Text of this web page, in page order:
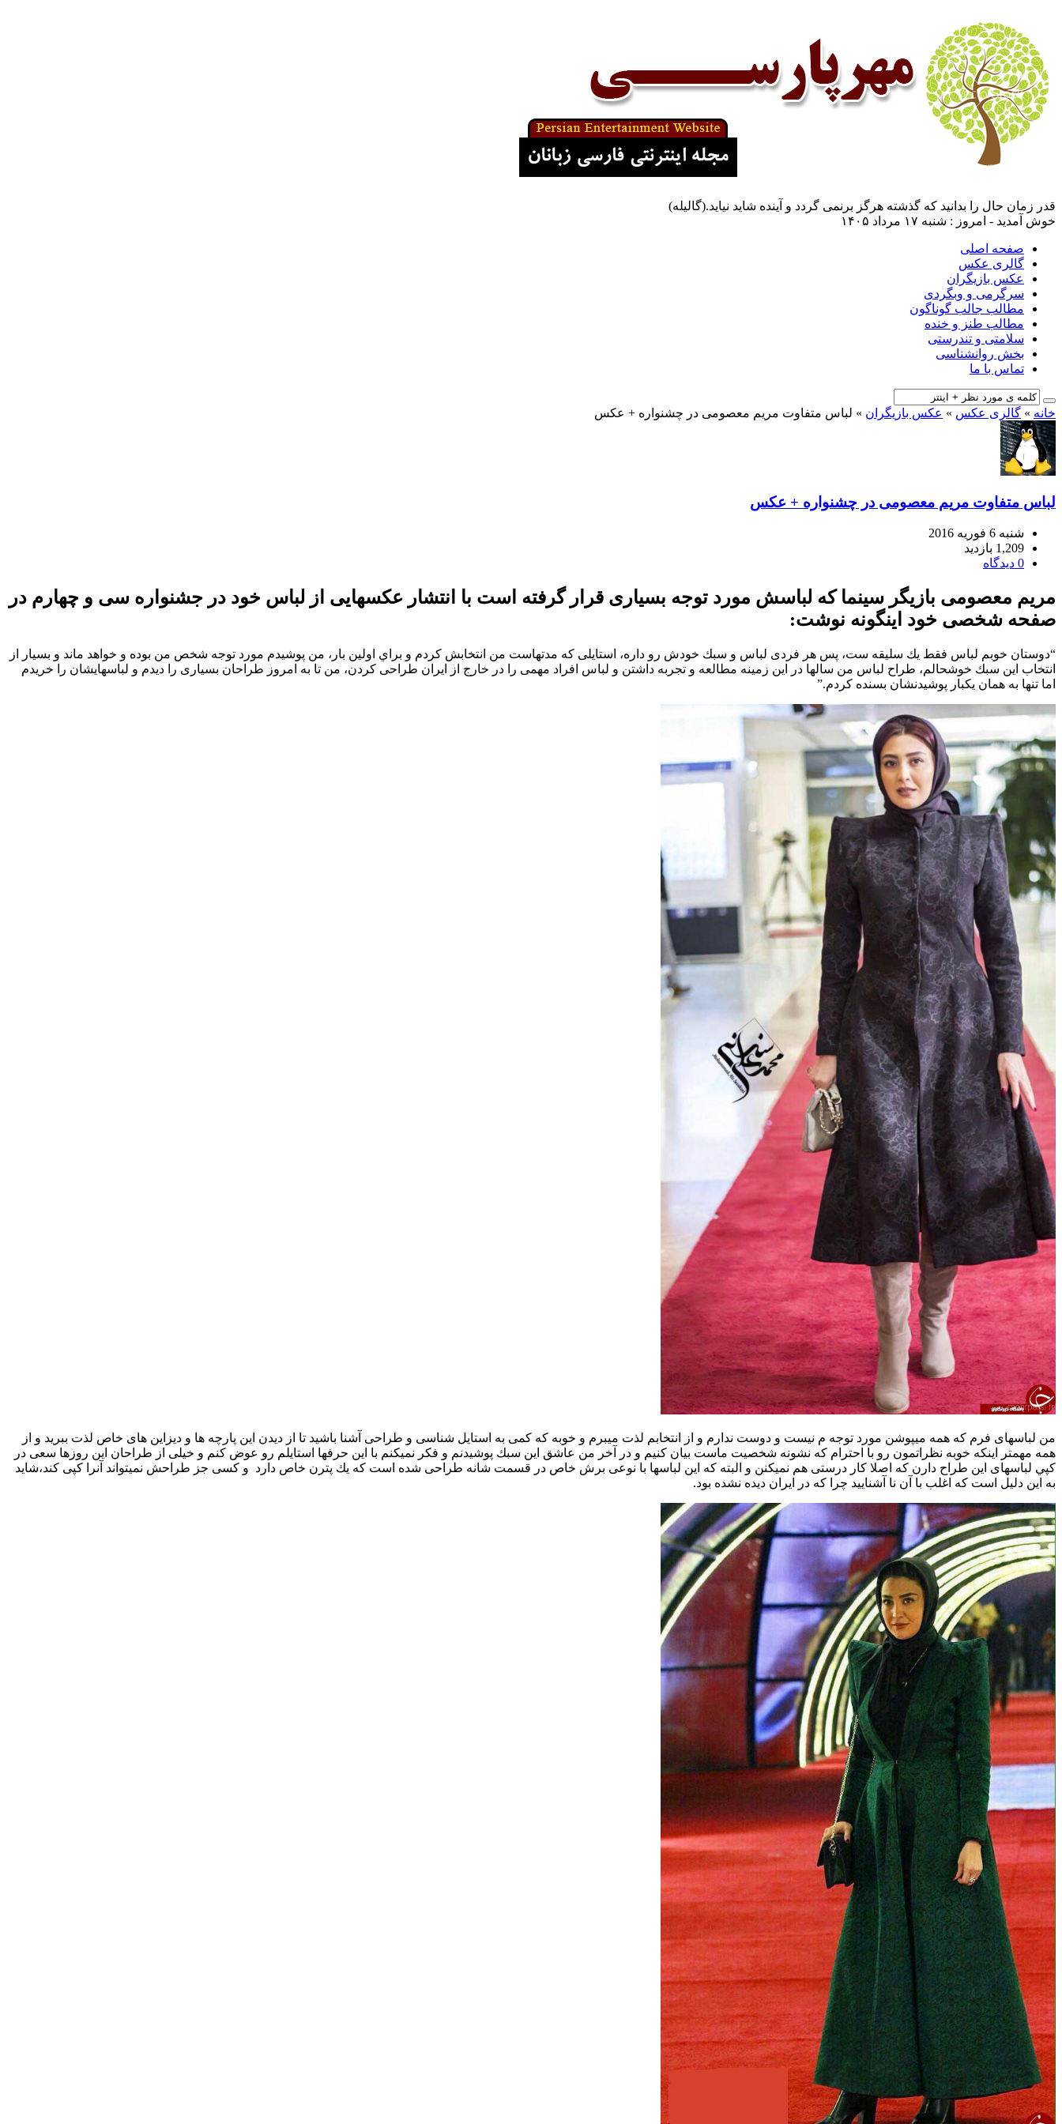
قدر زمان حال را بدانید که گذشته هرگز برنمی گردد و آینده شاید نیاید.(گالیله)
خوش آمدید - امروز : شنبه ۱۷ مرداد ۱۴۰۵
صفحه اصلی
گالری عکس
عکس بازیگران
سرگرمی و وبگردی
مطالب جالب گوناگون
مطالب طنز و خنده
سلامتی و تندرستی
بخش روانشناسی
تماس با ما
خانه » گالری عکس » عکس بازیگران » لباس متفاوت مریم معصومی در چشنواره + عکس
لباس متفاوت مریم معصومی در چشنواره + عکس
شنبه 6 فوریه 2016
1,209 بازدید
0 دیدگاه
مریم معصومی بازیگر سینما که لباسش مورد توجه بسیاری قرار گرفته است با انتشار عکسهایی از لباس خود در جشنواره سی و چهارم در
صفحه شخصی خود اینگونه نوشت:
“دوستان خوبم لباس فقط يك سليقه ست، پس هر فردى لباس و سبك خودش رو داره، استايلى كه مدتهاست من انتخابش كردم و براي اولين بار، من پوشيدم مورد توجه شخص من بوده و خواهد ماند و بسيار از
انتخاب اين سبك خوشحالم، طراح لباس من سالها در اين زمينه مطالعه و تجربه داشتن و لباس افراد مهمى را در خارج از ايران طراحى كردن، من تا به امروز طراحان بسيارى را ديدم و لباسهايشان را خريدم
اما تنها به همان يكبار پوشيدنشان بسنده كردم.”
من لباسهاى فرم كه همه ميپوشن مورد توجه م نيست و دوست ندارم و از انتخابم لذت ميبرم و خوبه كه كمى به استايل شناسى و طراحى آشنا باشيد تا از ديدن اين پارچه ها و ديزاين هاى خاص لذت ببريد و از
همه مهمتر اينكه خوبه نظراتمون رو با احترام كه نشونه شخصيت ماست بيان كنيم و در آخر من عاشق اين سبك پوشيدنم و فكر نميكنم با اين حرفها استايلم رو عوض كنم و خيلى از طراحان اين‌ روزها سعى در
كپي لباسهاى این طراح دارن كه اصلا كار درستى هم نميكنن و البته كه اين لباسها با نوعى برش خاص در قسمت شانه طراحى شده است كه يك پترن خاص دارد و كسى جز طراحش نميتواند آنرا كپى كند،شايد
به اين دليل است كه اغلب با آن نا آشناييد چرا كه در ايران ديده نشده بود.